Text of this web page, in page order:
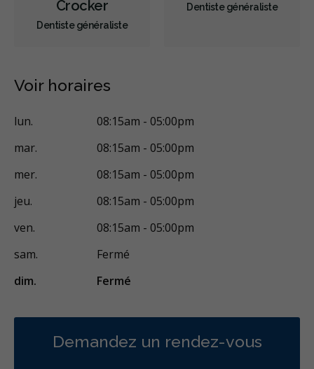
Crocker
Dentiste généraliste
Dentiste généraliste
Voir horaires
lun.
08:15am - 05:00pm
mar.
08:15am - 05:00pm
mer.
08:15am - 05:00pm
jeu.
08:15am - 05:00pm
ven.
08:15am - 05:00pm
sam.
Fermé
dim.
Fermé
Demandez un rendez-vous